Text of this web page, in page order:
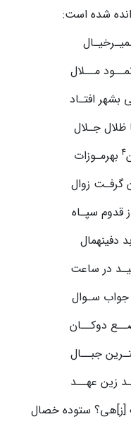
شده است:
مــلال
افتـاد
ظلال جـلال
4 بهرمـوزات
زوال
قدوم سپـاه
دفینهمال
در ساعت
سـوال
دوکــان
جبــال
زین عهــد
ستوده خصال